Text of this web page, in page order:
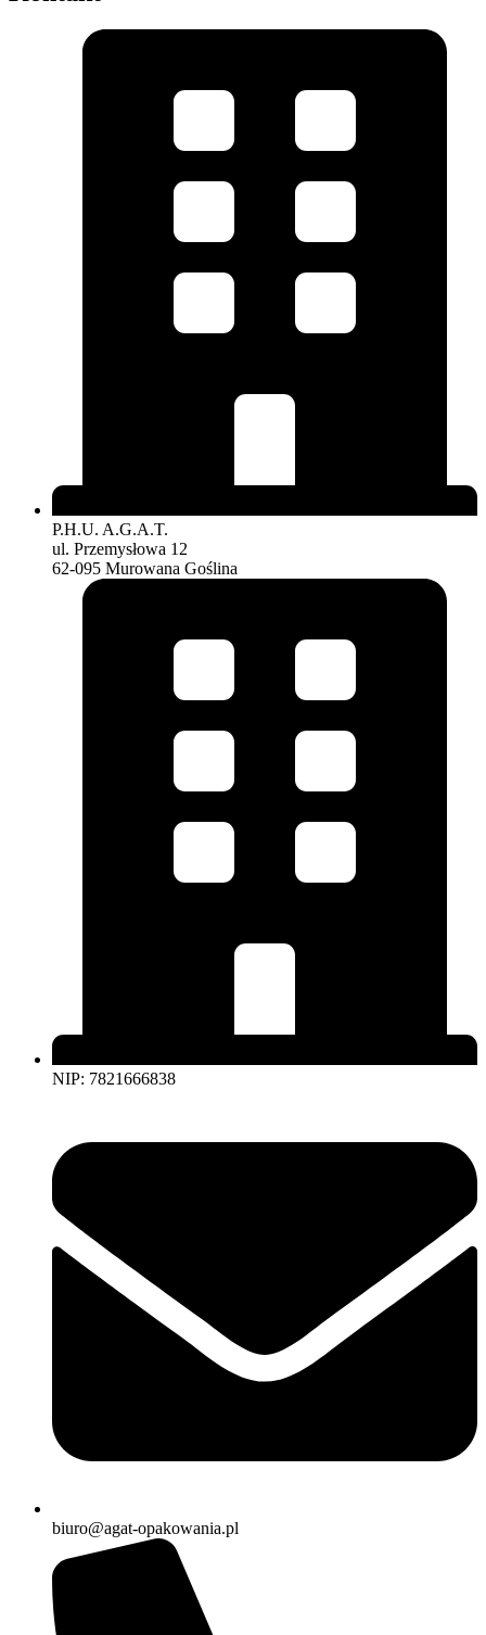
P.H.U. A.G.A.T.
ul. Przemysłowa 12
62-095 Murowana Goślina
NIP: 7821666838
biuro@agat-opakowania.pl